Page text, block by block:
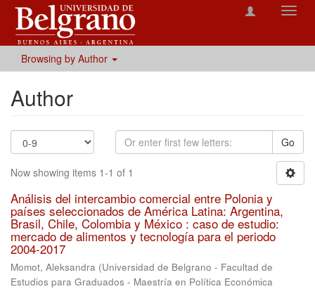
Browsing by Author
Author
Go
Now showing items 1-1 of 1
Análisis del intercambio comercial entre Polonia y
países seleccionados de América Latina: Argentina,
Brasil, Chile, Colombia y México : caso de estudio:
mercado de alimentos y tecnología para el periodo
2004-2017
Momot, Aleksandra (Universidad de Belgrano - Facultad de
Estudios para Graduados - Maestría en Política Económica